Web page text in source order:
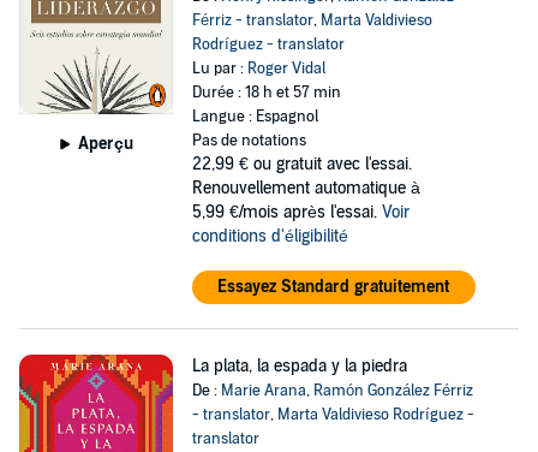
Aperçu
Férriz - translator, Marta Valdivieso
Rodríguez - translator
Lu par : Roger Vidal
Durée : 18 h et 57 min
Langue : Espagnol
Pas de notations
22,99 € ou gratuit avec l'essai.
Renouvellement automatique à
5,99 €/mois après l'essai. Voir
conditions d'éligibilité
Essayez Standard gratuitement
La plata, la espada y la piedra
De : Marie Arana, Ramón González Férriz
- translator, Marta Valdivieso Rodríguez -
translator